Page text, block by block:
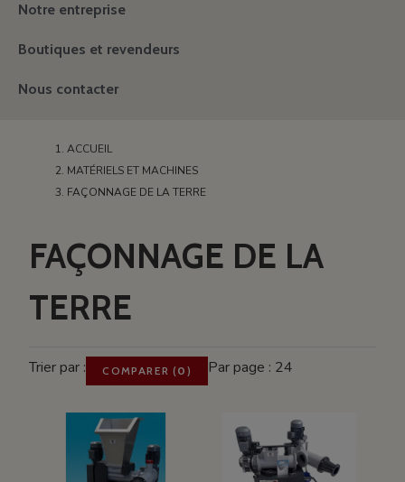
Notre entreprise
Boutiques et revendeurs
Nous contacter
ACCUEIL
MATÉRIELS ET MACHINES
FAÇONNAGE DE LA TERRE
FAÇONNAGE DE LA
TERRE
Trier par : COMPARER (0 ) Par page : 24